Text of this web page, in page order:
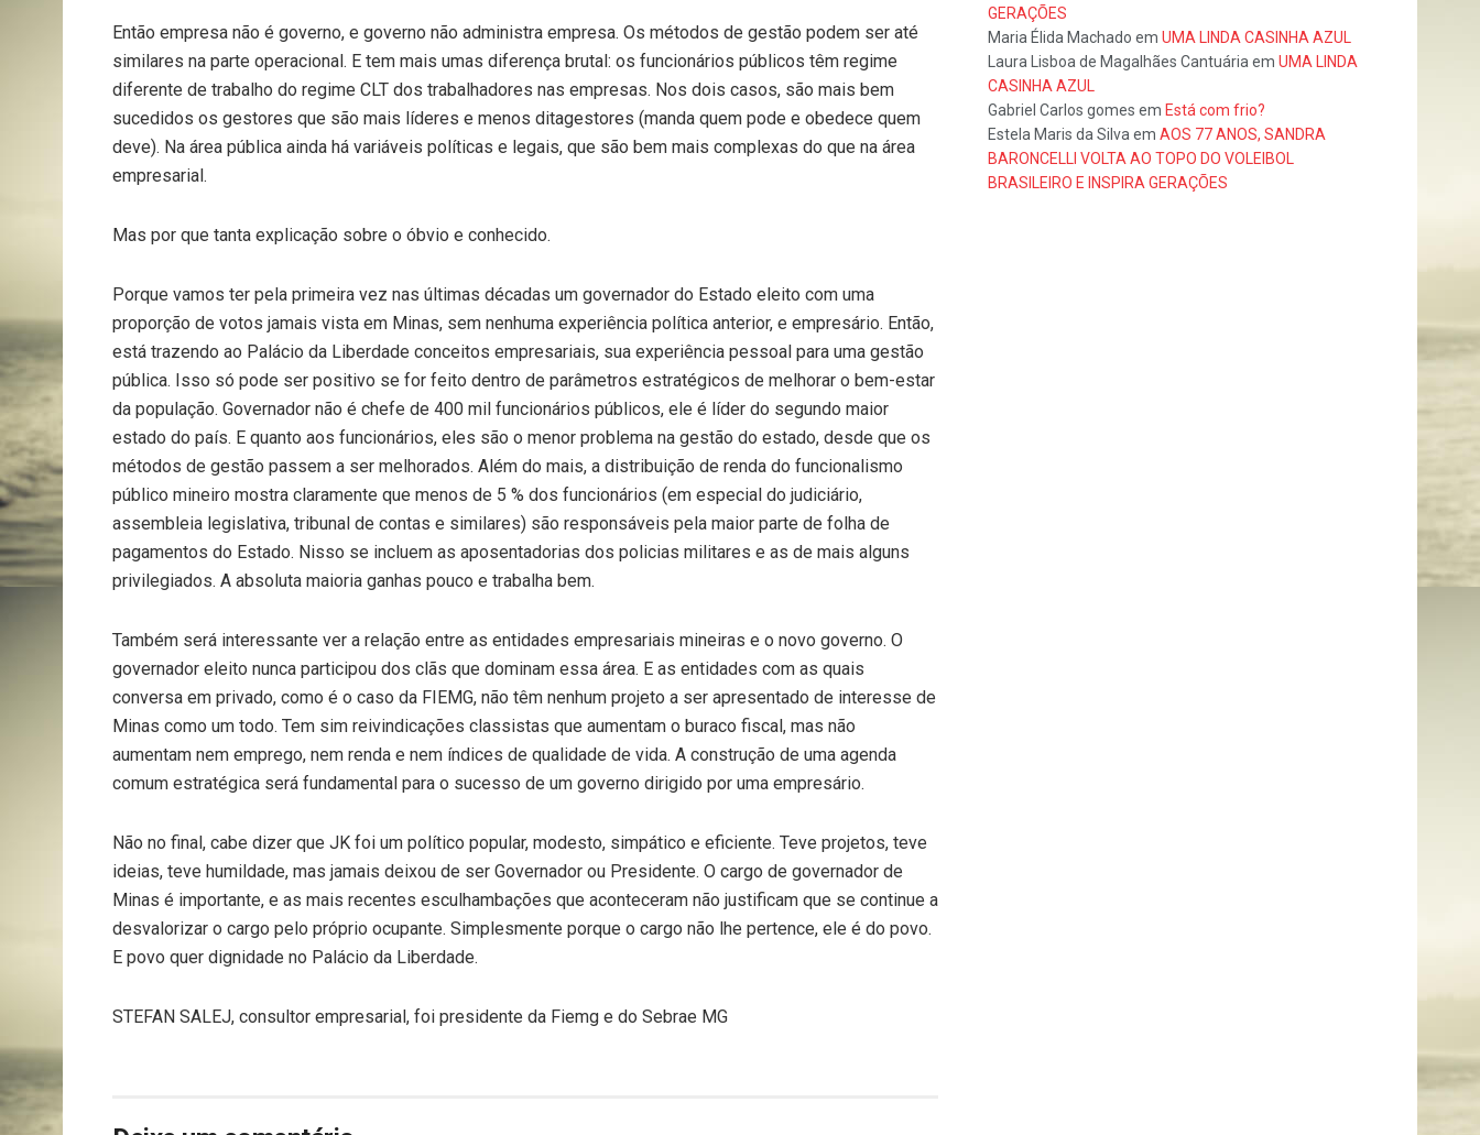
Então empresa não é governo, e governo não administra empresa. Os métodos de gestão podem ser até
similares na parte operacional. E tem mais umas diferença brutal: os funcionários públicos têm regime
diferente de trabalho do regime CLT dos trabalhadores nas empresas. Nos dois casos, são mais bem
sucedidos os gestores que são mais líderes e menos ditagestores (manda quem pode e obedece quem
deve). Na área pública ainda há variáveis políticas e legais, que são bem mais complexas do que na área
empresarial.
Mas por que tanta explicação sobre o óbvio e conhecido.
Porque vamos ter pela primeira vez nas últimas décadas um governador do Estado eleito com uma
proporção de votos jamais vista em Minas, sem nenhuma experiência política anterior, e empresário. Então,
está trazendo ao Palácio da Liberdade conceitos empresariais, sua experiência pessoal para uma gestão
pública. Isso só pode ser positivo se for feito dentro de parâmetros estratégicos de melhorar o bem-estar
da população. Governador não é chefe de 400 mil funcionários públicos, ele é líder do segundo maior
estado do país. E quanto aos funcionários, eles são o menor problema na gestão do estado, desde que os
métodos de gestão passem a ser melhorados. Além do mais, a distribuição de renda do funcionalismo
público mineiro mostra claramente que menos de 5 % dos funcionários (em especial do judiciário,
assembleia legislativa, tribunal de contas e similares) são responsáveis pela maior parte de folha de
pagamentos do Estado. Nisso se incluem as aposentadorias dos policias militares e as de mais alguns
privilegiados. A absoluta maioria ganhas pouco e trabalha bem.
Também será interessante ver a relação entre as entidades empresariais mineiras e o novo governo. O
governador eleito nunca participou dos clãs que dominam essa área. E as entidades com as quais
conversa em privado, como é o caso da FIEMG, não têm nenhum projeto a ser apresentado de interesse de
Minas como um todo. Tem sim reivindicações classistas que aumentam o buraco fiscal, mas não
aumentam nem emprego, nem renda e nem índices de qualidade de vida. A construção de uma agenda
comum estratégica será fundamental para o sucesso de um governo dirigido por uma empresário.
Não no final, cabe dizer que JK foi um político popular, modesto, simpático e eficiente. Teve projetos, teve
ideias, teve humildade, mas jamais deixou de ser Governador ou Presidente. O cargo de governador de
Minas é importante, e as mais recentes esculhambações que aconteceram não justificam que se continue a
desvalorizar o cargo pelo próprio ocupante. Simplesmente porque o cargo não lhe pertence, ele é do povo.
E povo quer dignidade no Palácio da Liberdade.
STEFAN SALEJ, consultor empresarial, foi presidente da Fiemg e do Sebrae MG
GERAÇÕES
Maria Élida Machado em UMA LINDA CASINHA AZUL
Laura Lisboa de Magalhães Cantuáriaem UMA LINDA
CASINHA AZUL
Gabriel Carlos gomes em Está com frio?
Estela Maris da Silvaem AOS 77 ANOS, SANDRA
BARONCELLI VOLTA AO TOPO DO VOLEIBOL
BRASILEIRO E INSPIRA GERAÇÕES